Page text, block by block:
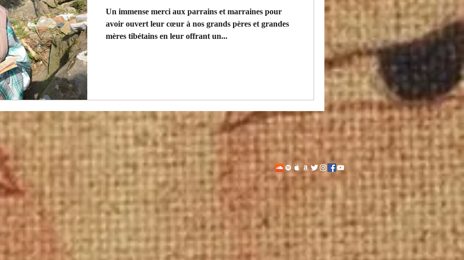
Un immense merci aux parrains et marraines pour
avoir ouvert leur cœur à nos grands pères et grandes
mères tibétains en leur offrant un...